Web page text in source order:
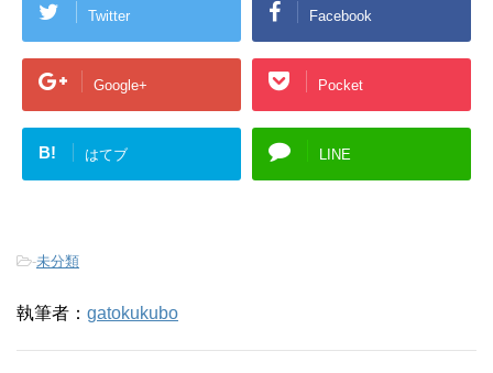
Twitter Facebook
Google+ Pocket
B! はてブ LINE
-未分類
執筆者： gatokukubo